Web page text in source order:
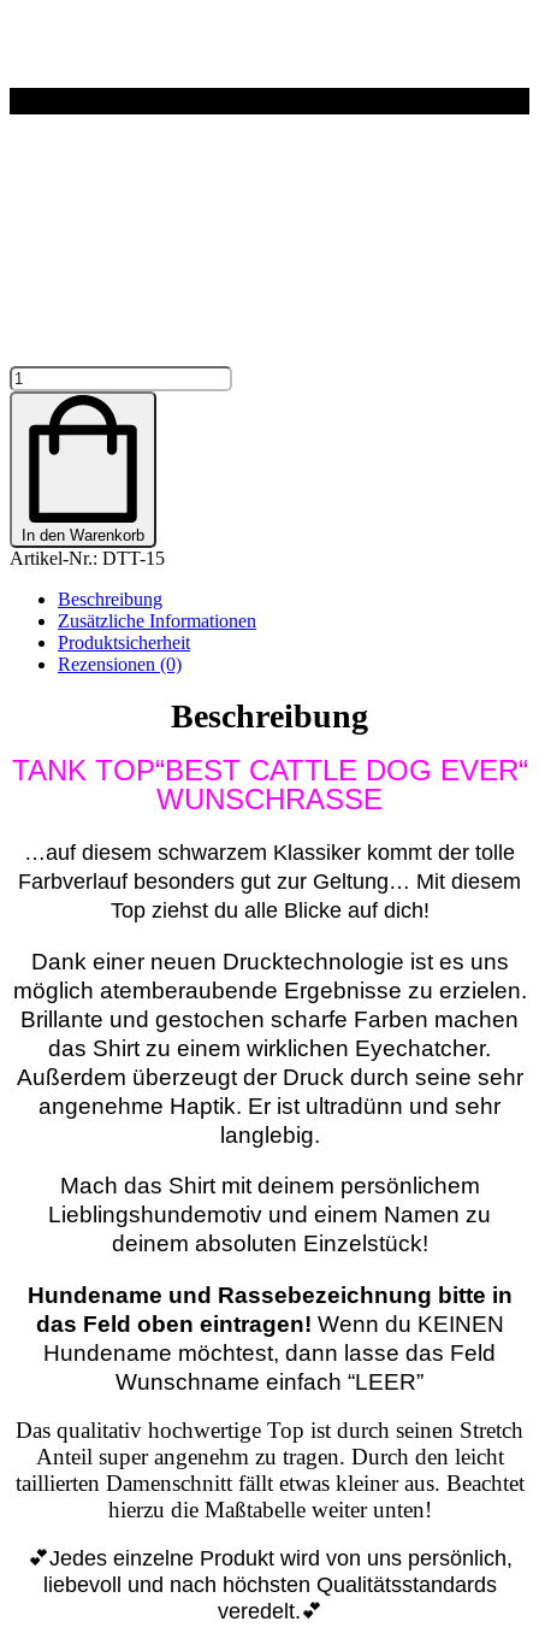
TANK
TOP
"BEST
CATTLE
PERSONALISIERT
Menge
In den Warenkorb
Artikel-Nr.: DTT-15
Beschreibung
Zusätzliche Informationen
Produktsicherheit
Rezensionen (0)
Beschreibung
TANK TOP“BEST CATTLE DOG EVER“
WUNSCHRASSE
…auf diesem schwarzem Klassiker kommt der tolle
Farbverlauf besonders gut zur Geltung… Mit diesem
Top ziehst du alle Blicke auf dich!
Dank einer neuen Drucktechnologie ist es uns
möglich atemberaubende Ergebnisse zu erzielen.
Brillante und gestochen scharfe Farben machen
das Shirt zu einem wirklichen Eyechatcher.
Außerdem überzeugt der Druck durch seine sehr
angenehme Haptik. Er ist ultradünn und sehr
langlebig.
Mach das Shirt mit deinem persönlichem
Lieblingshundemotiv und einem Namen zu
deinem absoluten Einzelstück!
Hundename und Rassebezeichnung bitte in
das Feld oben eintragen! Wenn du KEINEN
Hundename möchtest, dann lasse das Feld
Wunschname einfach “LEER”
Das qualitativ hochwertige Top ist durch seinen Stretch
Anteil super angenehm zu tragen. Durch den leicht
taillierten Damenschnitt fällt etwas kleiner aus. Beachtet
hierzu die Maßtabelle weiter unten!
💕Jedes einzelne Produkt wird von uns persönlich,
liebevoll und nach höchsten Qualitätsstandards
veredelt.💕